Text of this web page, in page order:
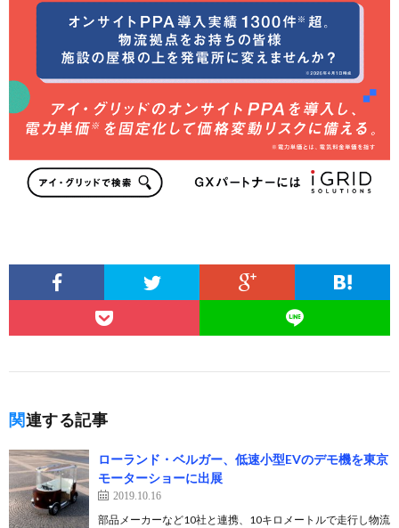
関連する記事
ローランド・ベルガー、低速小型EVのデモ機を東京
モーターショーに出展
2019.10.16
部品メーカーなど10社と連携、10キロメートルで走行し物流